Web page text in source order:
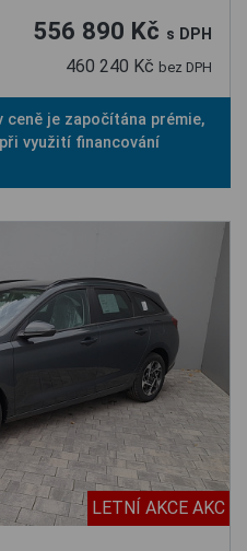
556 890 Kč s DPH
460 240 Kč bez DPH
ceně je započítána prémie,
využití financování
LETNÍ AKCE AKC